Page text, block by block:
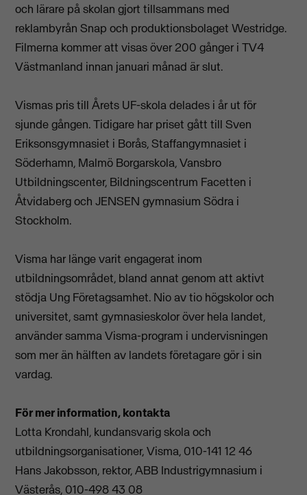
och lärare på skolan gjort tillsammans med
reklambyrån Snap och produktionsbolaget Westridge.
Filmerna kommer att visas över 200 gånger i TV4
Västmanland innan januari månad är slut.
Vismas pris till Årets UF-skola delades i år ut för
sjunde gången. Tidigare har priset gått till Sven
Eriksonsgymnasiet i Borås, Staffangymnasiet i
Söderhamn, Malmö Borgarskola, Vansbro
Utbildningscenter, Bildningscentrum Facetten i
Åtvidaberg och JENSEN gymnasium Södra i
Stockholm.
Visma har länge varit engagerat inom
utbildningsområdet, bland annat genom att aktivt
stödja Ung Företagsamhet. Nio av tio högskolor och
universitet, samt gymnasieskolor över hela landet,
använder samma Visma-program i undervisningen
som mer än hälften av landets företagare gör i sin
vardag.
För mer information, kontakta
Lotta Krondahl, kundansvarig skola och
utbildningsorganisationer, Visma, 010-141 12 46
Hans Jakobsson, rektor, ABB Industrigymnasium i
Västerås, 010-498 43 08